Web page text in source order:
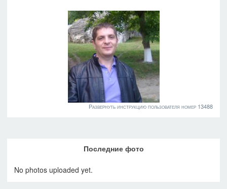
Развернуть инструкцию пользователя номер 13488
Последние фото
No photos uploaded yet.